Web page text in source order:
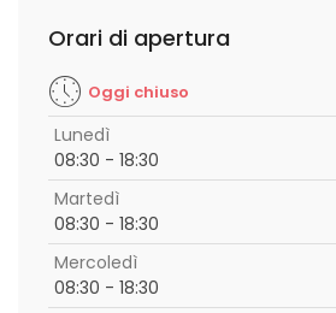
Orari di apertura
Oggi chiuso
Lunedì
08:30 - 18:30
Martedì
08:30 - 18:30
Mercoledì
08:30 - 18:30